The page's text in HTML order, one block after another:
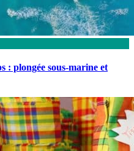
: plongée sous-marine et